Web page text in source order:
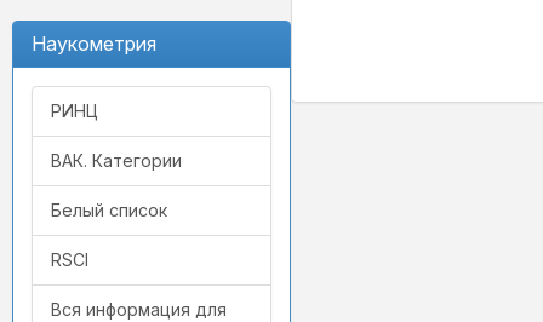
Наукометрия
РИНЦ
ВАК. Категории
Белый список
RSCI
Вся информация для